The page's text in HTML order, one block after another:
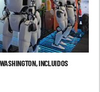
INCLUIDOS